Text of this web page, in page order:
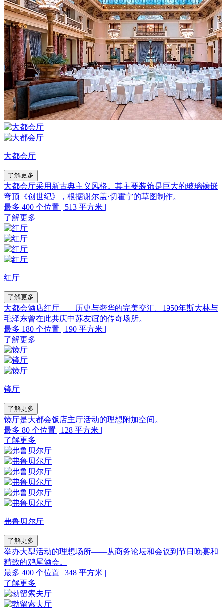
大都会厅
了解更多
大都会厅采用新古典主义风格。其主要装饰是巨大的玻璃镶嵌
穹顶《创世纪》，根据谢尔盖·切霍宁的草图制作。
最多 400 个位置 | 513 平方米 |
了解更多
红厅
了解更多
大都会酒店红厅––––历史与奢华的完美交汇。1950年斯大林与
毛泽东曾在此共庆中苏友谊的传奇场所。
最多 180 个位置 | 190 平方米 |
了解更多
镜厅
了解更多
镜厅是大都会饭店主厅活动的理想附加空间。
最多 80 个位置 | 128 平方米 |
了解更多
弗鲁贝尔厅
了解更多
举办大型活动的理想场所––––从商务论坛和会议到节日晚宴和
精致的鸡尾酒会。
最多 400 个位置 | 348 平方米 |
了解更多